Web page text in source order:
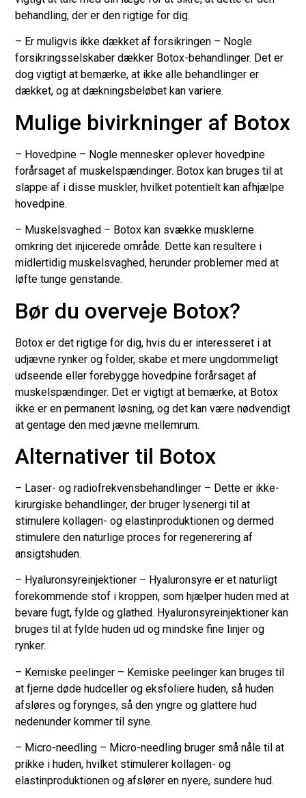
behandling, der er den rigtige for dig.
– Er muligvis ikke dækket af forsikringen – Nogle
forsikringsselskaber dækker Botox-behandlinger. Det er
dog vigtigt at bemærke, at ikke alle behandlinger er
dækket, og at dækningsbeløbet kan variere.
Mulige bivirkninger af Botox
– Hovedpine – Nogle mennesker oplever hovedpine
forårsaget af muskelspændinger. Botox kan bruges til at
slappe af i disse muskler, hvilket potentielt kan afhjælpe
hovedpine.
– Muskelsvaghed – Botox kan svække musklerne
omkring det injicerede område. Dette kan resultere i
midlertidig muskelsvaghed, herunder problemer med at
løfte tunge genstande.
Bør du overveje Botox?
Botox er det rigtige for dig, hvis du er interesseret i at
udjævne rynker og folder, skabe et mere ungdommeligt
udseende eller forebygge hovedpine forårsaget af
muskelspændinger. Det er vigtigt at bemærke, at Botox
ikke er en permanent løsning, og det kan være nødvendigt
at gentage den med jævne mellemrum.
Alternativer til Botox
– Laser- og radiofrekvensbehandlinger – Dette er ikke-
kirurgiske behandlinger, der bruger lysenergi til at
stimulere kollagen- og elastinproduktionen og dermed
stimulere den naturlige proces for regenerering af
ansigtshuden.
– Hyaluronsyreinjektioner – Hyaluronsyre er et naturligt
forekommende stof i kroppen, som hjælper huden med at
bevare fugt, fylde og glathed. Hyaluronsyreinjektioner kan
bruges til at fylde huden ud og mindske fine linjer og
rynker.
– Kemiske peelinger – Kemiske peelinger kan bruges til
at fjerne døde hudceller og eksfoliere huden, så huden
afsløres og forynges, så den yngre og glattere hud
nedenunder kommer til syne.
– Micro-needling – Micro-needling bruger små nåle til at
prikke i huden, hvilket stimulerer kollagen- og
elastinproduktionen og afslører en nyere, sundere hud.